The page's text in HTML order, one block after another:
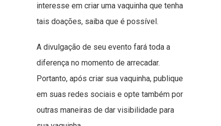
interesse em criar uma vaquinha que tenha
tais doações, saiba que é possível.
A divulgação de seu evento fará toda a
diferença no momento de arrecadar.
Portanto, após criar sua vaquinha, publique
em suas redes sociais e opte também por
outras maneiras de dar visibilidade para